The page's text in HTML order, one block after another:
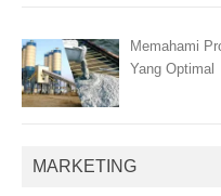
Memahami
Yang Optimal
MARKETING